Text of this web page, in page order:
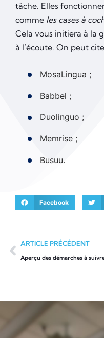
tâche. Elles
comme les cases à
Cela vous initiera à la
à l’écoute. On peut
MosaLingua ;
Babbel ;
Duolinguo ;
Memrise ;
Busuu.
Facebook
ARTICLE PRÉCÉDENT